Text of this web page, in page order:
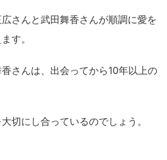
さんと武田舞香さんが順調に愛を
す。
さんは、出会ってから10年以上の
切にし合っているのでしょう。